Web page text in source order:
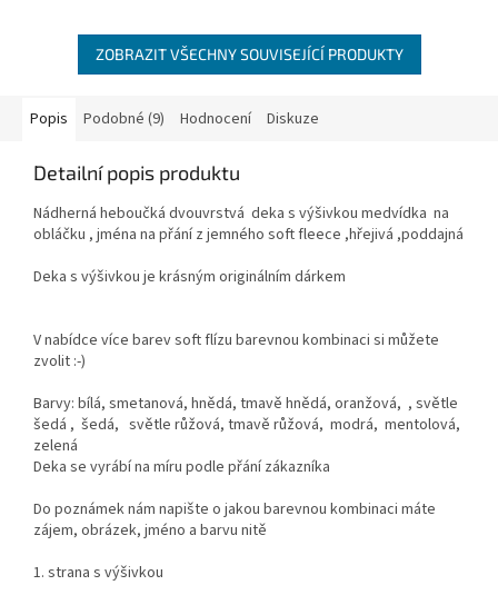
ZOBRAZIT VŠECHNY SOUVISEJÍCÍ PRODUKTY
Popis Podobné (9) Hodnocení Diskuze
Detailní popis produktu
Nádherná heboučká dvouvrstvá deka s výšivkou medvídka na
obláčku , jména na přání z jemného soft fleece ,hřejivá ,poddajná
Deka s výšivkou je krásným originálním dárkem
V nabídce více barev soft flízu barevnou kombinaci si můžete
zvolit :-)
Barvy: bílá, smetanová, hnědá, tmavě hnědá, oranžová, , světle
šedá , šedá, světle růžová, tmavě růžová, modrá, mentolová,
zelená
Deka se vyrábí na míru podle přání zákazníka
Do poznámek nám napište o jakou barevnou kombinaci máte
zájem, obrázek, jméno a barvu nitě
1. strana s výšivkou